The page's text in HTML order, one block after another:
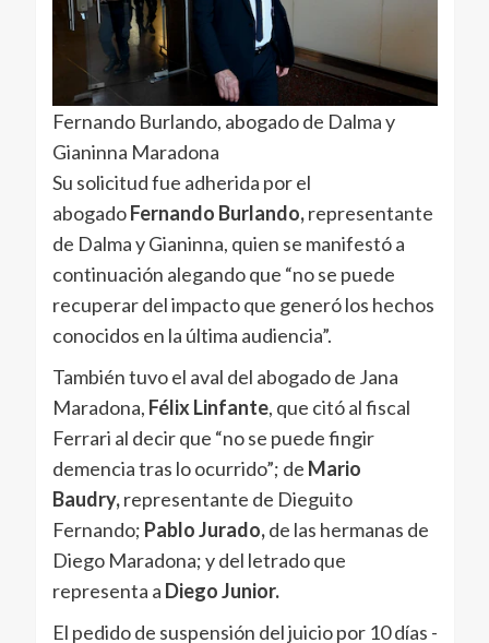
Fernando Burlando, abogado de Dalma y
Gianinna Maradona
Su solicitud fue adherida por el
abogadoFernando Burlando,representante
de Dalma y Gianinna, quien se manifestó a
continuación alegando que “no se puede
recuperar del impacto que generó los hechos
conocidos en la última audiencia”.
También tuvo el aval del abogado de Jana
Maradona, Félix Linfante, que citó al fiscal
Ferrari al decir que “no se puede fingir
demencia tras lo ocurrido”; de Mario
Baudry,representante de Dieguito
Fernando; Pablo Jurado,de las hermanas de
Diego Maradona; y del letrado que
representa a Diego Junior.
El pedido de suspensión del juicio por 10 días -